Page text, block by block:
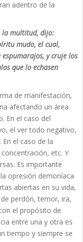
adentro de la
la multitud, dijo:
mudo, el cual,
y cruje los
que lo echasen
de manifestación,
afectando un área
En el caso del
el ver todo negativo,
el caso de la
etc. Y
Es importante
opresión demoníaca
abiertas en su vida,
perdón, temor, ira,
el propósito de
entre una y otra es
tiempo y siempre se